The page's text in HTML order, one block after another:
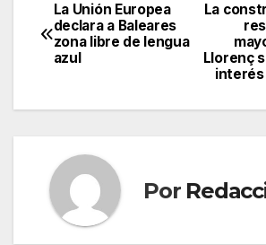
c
e
b
o
k
itt
er
ail
s
p
e
gr
a
m
Navegación
de
La
Llorenç
La Unión Europea
declara a Baleares
zona libre de lengua
azul
Por